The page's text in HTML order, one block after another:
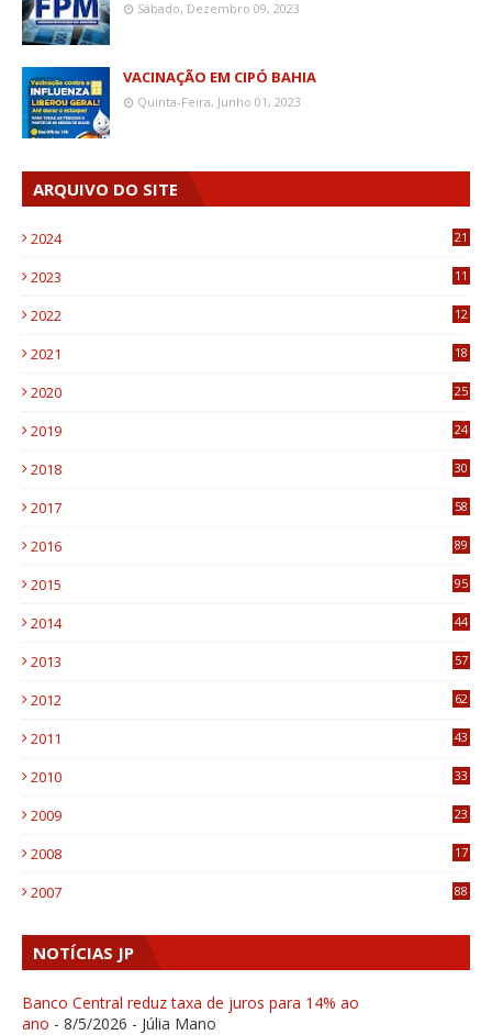
Sábado, Dezembro 09, 2023
VACINAÇÃO EM CIPÓ BAHIA
Quinta-Feira, Junho 01, 2023
ARQUIVO DO SITE
2024 21
2023
11
2022
12
2021
18
2020
25
2019
24
2018
30
2017
58
2016
89
2015
95
2014
44
2013
57
2012
62
2011
43
2010
33
2009
23
2008
17
2007 88
NOTÍCIAS JP
Banco Central reduz taxa de juros para 14% ao
ano - 8/5/2026 - Júlia Mano